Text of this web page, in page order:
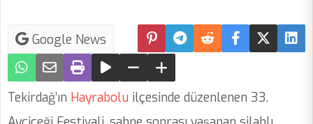
Google News
Tekirdağ’ın Hayrabolu ilçesinde düzenlenen 33.